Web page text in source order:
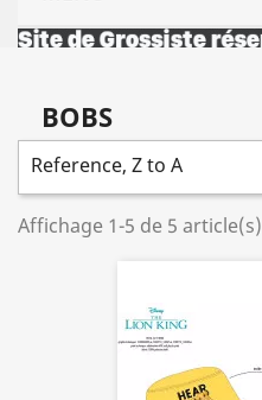
BOBS
Reference, Z to A
Affichage 1-5 de 5 article(s)